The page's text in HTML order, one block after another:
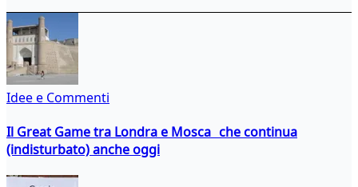
Idee e Commenti
Il Great Game tra Londra e Mosca che continua
(indisturbato) anche oggi